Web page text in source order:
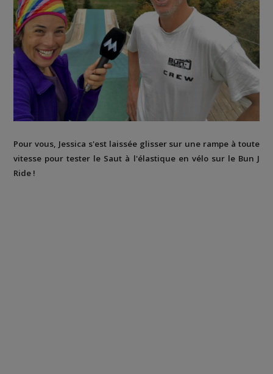
Pour vous, Jessica s'est laissée glisser sur une rampe à toute
vitesse pour tester le Saut à l'élastique en vélo sur le Bun J
Ride !